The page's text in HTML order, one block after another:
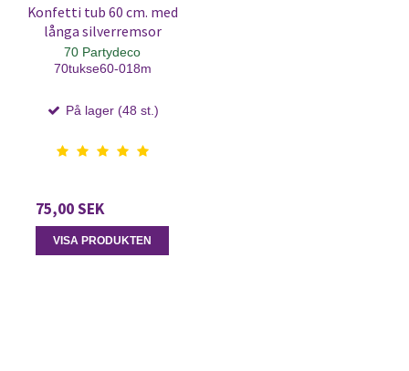
Konfetti tub 60 cm. med
långa silverremsor
70 Partydeco
70tukse60-018m
På lager (48 st.)
75,00 SEK
VISA PRODUKTEN